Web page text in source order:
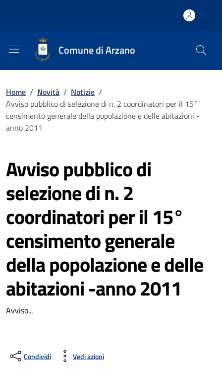
Comune di Arzano
Home / Novità / Notizie /
Avviso pubblico di selezione di n. 2 coordinatori per il 15°
censimento generale della popolazione e delle abitazioni -
anno 2011
Avviso pubblico di
selezione di n. 2
coordinatori per il 15°
censimento generale
della popolazione e delle
abitazioni -anno 2011
Avviso...
Condividi Vedi azioni